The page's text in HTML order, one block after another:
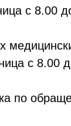
с 8.00
с 8.00
по